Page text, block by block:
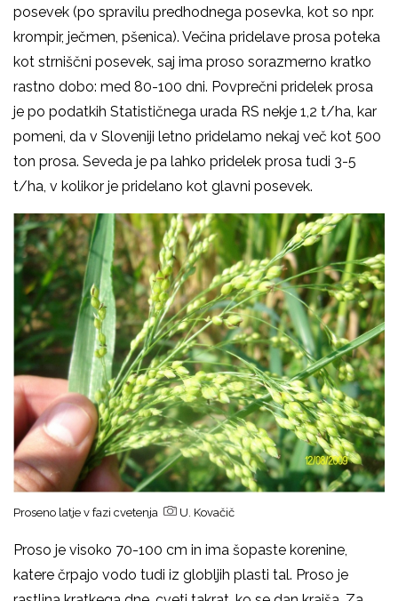
posevek (po spravilu predhodnega posevka, kot so npr.
krompir, ječmen, pšenica). Večina pridelave prosa poteka
kot strniščni posevek, saj ima proso sorazmerno kratko
rastno dobo: med 80-100 dni. Povprečni pridelek prosa
je po podatkih Statističnega urada RS nekje 1,2 t/ha, kar
pomeni, da v Sloveniji letno pridelamo nekaj več kot 500
ton prosa. Seveda je pa lahko pridelek prosa tudi 3-5
t/ha, v kolikor je pridelano kot glavni posevek.
Proseno latje v fazi cvetenja U. Kovačič
Proso je visoko 70-100 cm in ima šopaste korenine,
katere črpajo vodo tudi iz globljih plasti tal. Proso je